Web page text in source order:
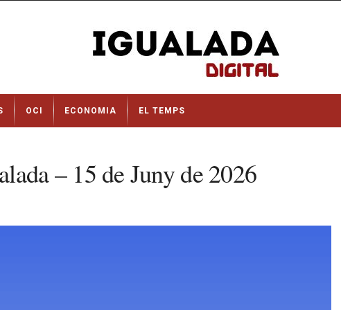
OCI ECONOMIA EL TEMPS
– 15 de Juny de 2026